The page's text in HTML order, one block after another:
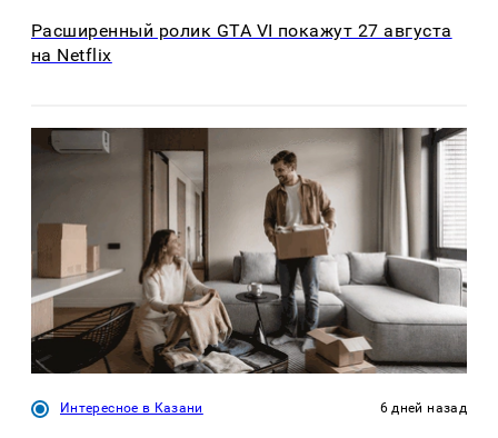
Расширенный ролик GTA VI покажут 27 августа
на Netflix
Интересное в Казани 6 дней назад